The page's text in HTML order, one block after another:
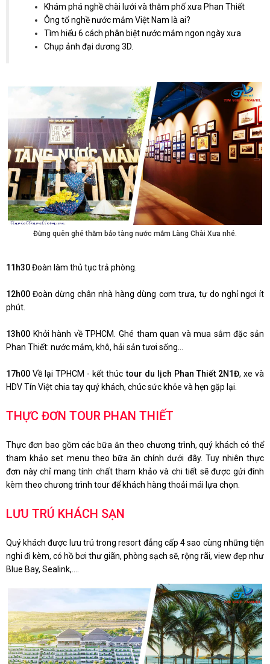
Khám phá nghề chài lưới và thăm phố xưa Phan Thiết
Ông tổ nghề nước mắm Việt Nam là ai?
Tìm hiểu 6 cách phân biệt nước mắm ngon ngày xưa
Chụp ảnh đại dương 3D.
Đừng quên ghé thăm bảo tàng nước mắm Làng Chài Xưa nhé.
11h30Đoàn làm thủ tục trả phòng.
12h00 Đoàn dừng chân nhà hàng dùng cơm trưa, tự do nghỉ ngơi ít
phút.
13h00 Khởi hành về TPHCM. Ghé tham quan và mua sắm đặc sản
Phan Thiết: nước mắm, khô, hải sản tươi sống…
17h00 Về lại TPHCM - kết thúctour du lịch Phan Thiết 2N1Đ, xe và
HDV Tín Việt chia tay quý khách, chúc sức khỏe và hẹn gặp lại.
THỰC ĐƠN TOUR PHAN THIẾT
Thực đơn bao gồm các bữa ăn theo chương trình, quý khách có thể
tham khảo set menu theo bữa ăn chính dưới đây. Tuy nhiên thực
đơn này chỉ mang tính chất tham khảo và chi tiết sẽ được gửi đính
kèm theo chương trình tour để khách hàng thoải mái lựa chọn.
LƯU TRÚ KHÁCH SẠN
Quý khách được lưu trú trong resort đẳng cấp 4 sao cùng những tiện
nghi đi kèm, có hồ bơi thư giãn, phòng sạch sẽ, rộng rãi, view đẹp như
Blue Bay, Sealink,....